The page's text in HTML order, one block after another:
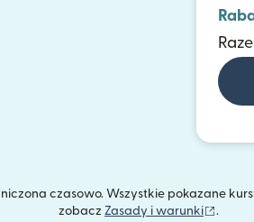
czasowo. Wszystkie pokazane
zobacz Zasady i warunki .